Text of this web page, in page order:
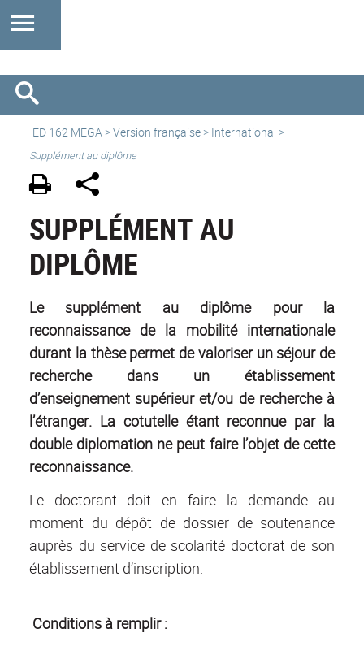
ED 162 MEGA >Version française > International >
Supplément au diplôme
SUPPLÉMENT AU
DIPLÔME
Le supplément au diplômepour la
reconnaissance de la mobilité internationale
durant la thèse permet de valoriser un séjour de
recherche dans un établissement
d’enseignement supérieur et/ou de recherche à
l’étranger. La cotutelle étant reconnue par la
double diplomation ne peut faire l’objet de cette
reconnaissance.
Le doctorant doit en faire la demande au
moment du dépôt de dossier de soutenance
auprès du service de scolarité doctorat de son
établissement d’inscription.
Conditions à remplir :